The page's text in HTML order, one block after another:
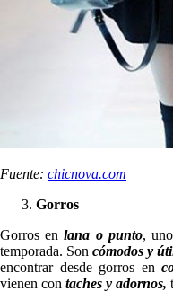
Fuente: chicnova.com
Gorros
Gorros enlana o punto,
temporada. Son cómodos y
encontrar desde gorros en
vienen con taches y adornos,